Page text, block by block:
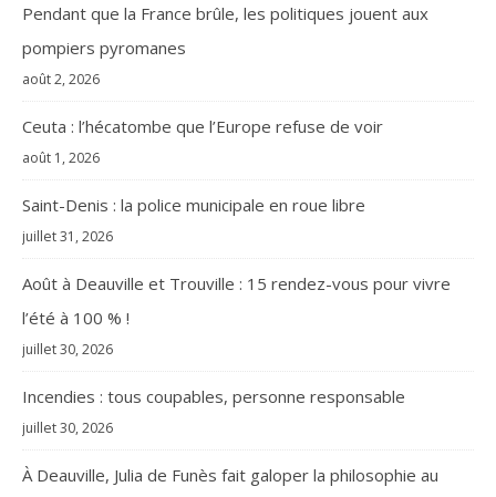
Pendant que la France brûle, les politiques jouent aux
pompiers pyromanes
août 2, 2026
Ceuta : l’hécatombe que l’Europe refuse de voir
août 1, 2026
Saint-Denis : la police municipale en roue libre
juillet 31, 2026
Août à Deauville et Trouville : 15 rendez-vous pour vivre
l’été à 100 % !
juillet 30, 2026
Incendies : tous coupables, personne responsable
juillet 30, 2026
À Deauville, Julia de Funès fait galoper la philosophie au